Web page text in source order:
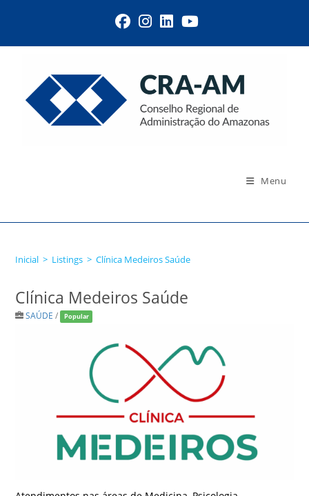
Menu
Inicial > Listings > Clínica Medeiros Saúde
Clínica Medeiros Saúde
SAÚDE / Popular